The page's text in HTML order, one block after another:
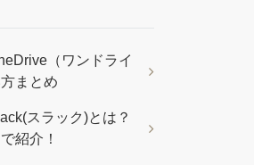
（ワンドライ
まとめ
スラック)とは？
紹介！